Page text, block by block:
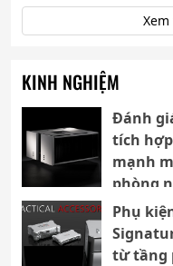
KINH NGHIỆM
Đánh
tích
mạnh
phòng
Phụ
từ tầng